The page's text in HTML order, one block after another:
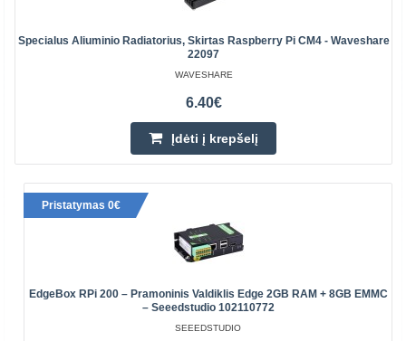
Specialus Aliuminio Radiatorius, Skirtas Raspberry Pi CM4 - Waveshare
22097
WAVESHARE
6.40€
Įdėti į krepšelį
Pristatymas 0€
EdgeBox RPi 200 – Pramoninis Valdiklis Edge 2GB RAM + 8GB EMMC
– Seeedstudio 102110772
SEEEDSTUDIO